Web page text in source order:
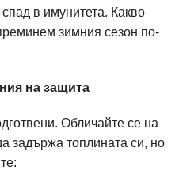
в имунитета. Какво
зимния сезон по-
на защита
Обличайте се на
задържа топлината си, но